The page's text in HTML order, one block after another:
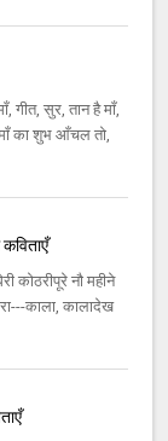
गीत, सुर, तान है माँ,
का शुभ आँचल तो,
कोठरीपूरे नौ महीने
काला, कालादेख